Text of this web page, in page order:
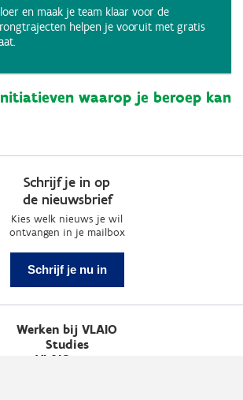
en maak je team klaar voor de
helpen je vooruit met gratis
waarop je beroep kan
Schrijf je in op
de nieuwsbrief
Kies welk nieuws je wil
ontvangen in je mailbox
Schrijf je nu in
Werken bij VLAIO
Studies
VLAIO-app